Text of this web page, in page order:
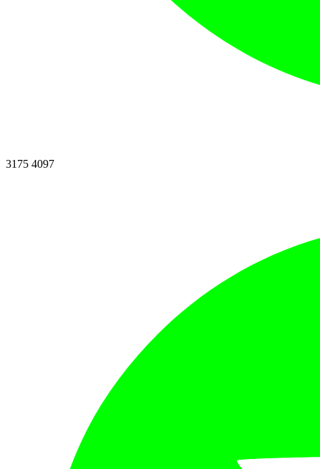
3175 4097